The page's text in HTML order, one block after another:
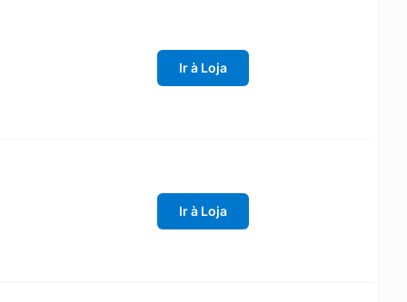
Ir à Loja
Ir à Loja